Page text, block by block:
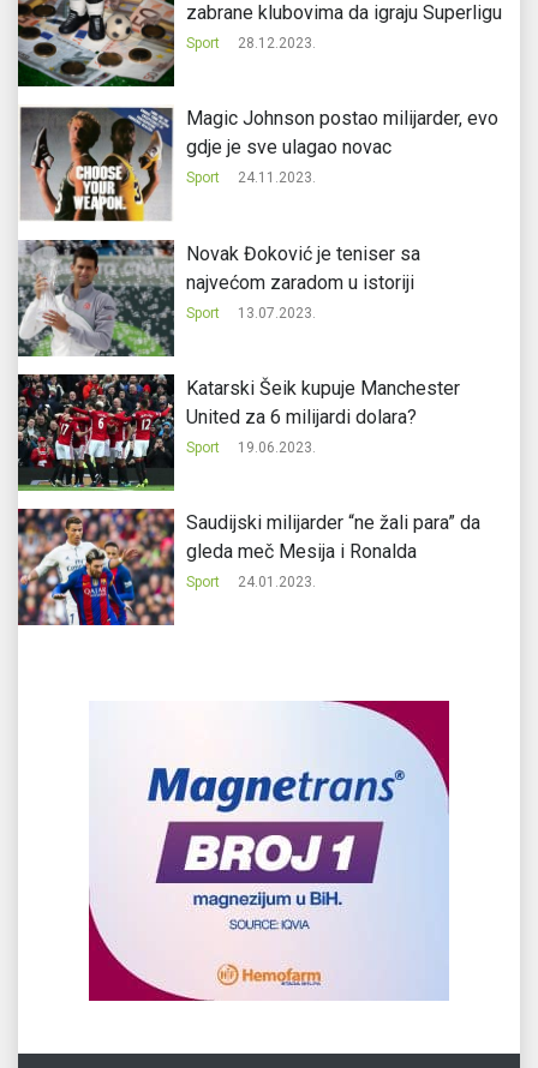
zabrane klubovima da igraju Superligu
Sport 28.12.2023.
Magic Johnson postao milijarder, evo
gdje je sve ulagao novac
Sport 24.11.2023.
Novak Đoković je teniser sa
najvećom zaradom u istoriji
Sport 13.07.2023.
Katarski Šeik kupuje Manchester
United za 6 milijardi dolara?
Sport 19.06.2023.
Saudijski milijarder “ne žali para” da
gleda meč Mesija i Ronalda
Sport 24.01.2023.